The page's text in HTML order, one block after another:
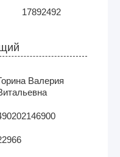
17892492
Валерия